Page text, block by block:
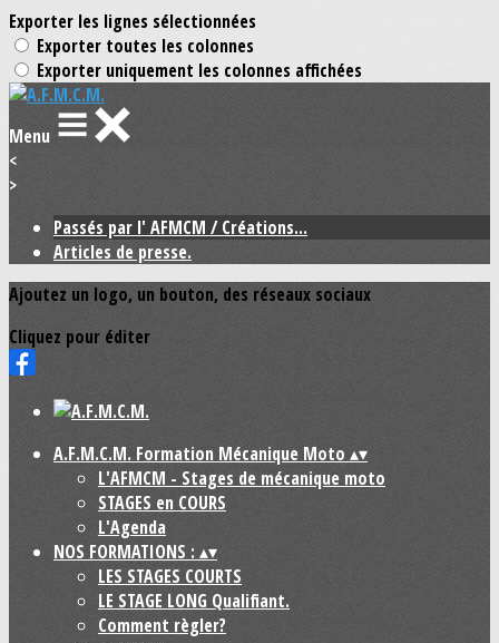
Exporter les lignes sélectionnées
Exporter toutes les colonnes
Exporter uniquement les colonnes affichées
Menu
<
>
Passés par l' AFMCM / Créations...
Articles de presse.
Ajoutez un logo, un bouton, des réseaux sociaux
Cliquez pour éditer
A.F.M.C.M. Formation Mécanique Moto ▴▾
L'AFMCM - Stages de mécanique moto
STAGES en COURS
L'Agenda
NOS FORMATIONS :▴▾
LES STAGES COURTS
LE STAGE LONG Qualifiant.
Comment règler?